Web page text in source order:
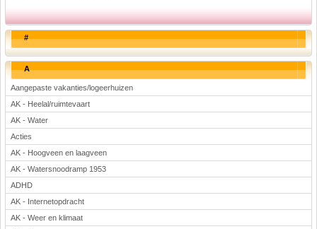
#
A
Aangepaste vakanties/logeerhuizen
AK - Heelal/ruimtevaart
AK - Water
Acties
AK - Hoogveen en laagveen
AK - Watersnoodramp 1953
ADHD
AK - Internetopdracht
AK - Weer en klimaat